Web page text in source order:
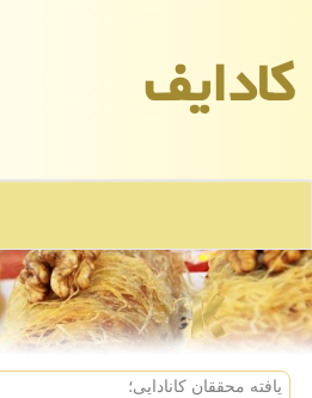
كادایف
یافته محققان كانادایی؛